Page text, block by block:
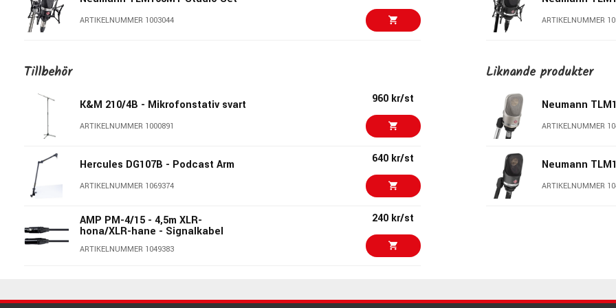
ARTIKELNUMMER 1003044
Nickel
17510 kr
12390 kr/st
Neumann TLM103MT 11890 kr/st
Austrian Audio OC818 Studio Set
ARTIKELNUMMER
Golden Age
251E
Tillbehör
K&M 210/4B - Mikrofonstativ svart
ARTIKELNUMMER 1000891
960 kr/st
Hercules DG107B - Podcast Arm
ARTIKELNUMMER 1069374
640 kr/st
AMP PM-4/15 - 4,5m XLR-
hona/XLR-hane - Signalkabel
ARTIKELNUMMER 1049383
240 kr/st
Liknande produkter
Neumann
ARTIKELNUMMER
Neumann
ARTIKELNUMMER